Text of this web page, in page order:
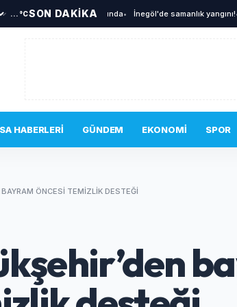
...°CSON DAKİKA
anı güvenlik kamerasında İnegöl'de samanlık yangını!•
HABERLERI GÜNDEM EKONOMI SPOR
BAYRAM ÖNCESI TEMIZLIK DESTEĞI